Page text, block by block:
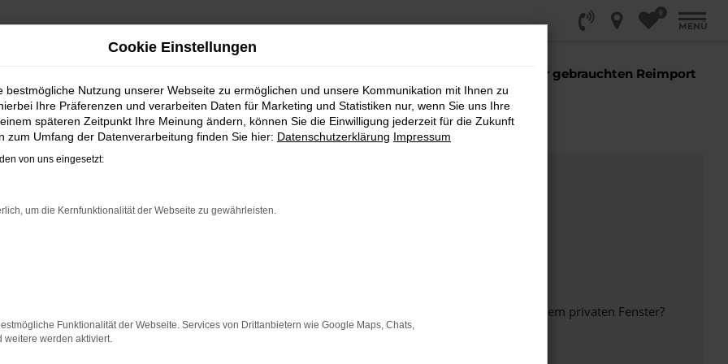
0
MENÜ
Gütersloh, Osnabrück oder Paderborn? Oder möchten Sie einen
EU Neuwagen oder gebrauchten Reimport
im Automarkt der Zeitungen durch arbeiten?Hier sind Sie richtig!
Ergebnis.
bestimmter Seiten verhindern. Funktioniert die Seite in einem anderen Browser oder in einem privaten Fenster?
beheben.
Cookie Einstellungen
bestmögliche Nutzung unserer Webseite zu ermöglichen und unsere Kommunikation mit Ihnen zu
Ihre Präferenzen und verarbeiten Daten für Marketing und Statistiken nur, wenn Sie uns Ihre
späteren Zeitpunkt Ihre Meinung ändern, können Sie die Einwilligung jederzeit für die Zukunft
zum Umfang der Datenverarbeitung finden Sie hier: Datenschutzerklärung Impressum
von uns eingesetzt:
um die Kernfunktionalität der Webseite zu gewährleisten.
Funktionalität der Webseite. Services von Drittanbietern wie Google Maps, Chats,
weitere werden aktiviert.